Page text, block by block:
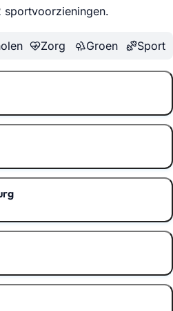
sportvoorzieningen.
Zorg Groen Sport